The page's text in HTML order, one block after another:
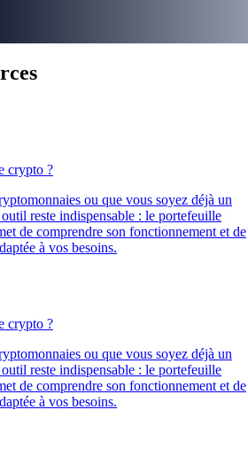
crypto ?
ou que vous soyez déjà un
reste indispensable : le portefeuille
de comprendre son fonctionnement et de
à vos besoins.
crypto ?
ou que vous soyez déjà un
reste indispensable : le portefeuille
de comprendre son fonctionnement et de
à vos besoins.